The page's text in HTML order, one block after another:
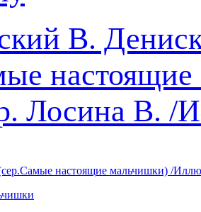
настоящие мальчишки) /